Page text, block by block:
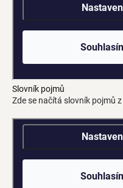
Slovník pojmů
Zde se načítá slovník pojmů z